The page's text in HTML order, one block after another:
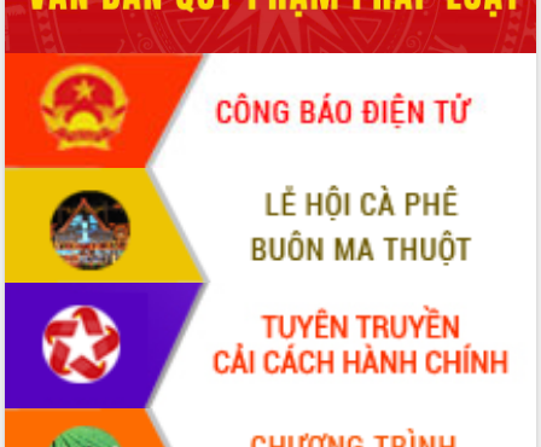
Nâng cao hiệu quả hoạt động của các
doanh nghiệp nhà nước
Hội nghị triển khai kết nối mạng
truyền số liệu chuyên dùng phục vụ cơ
quan Đảng, Nhà nước
Lễ phát động chuỗi hoạt động chung
tay làm sạch môi trường
Xã Ea Kar bước chuyển mình trong
công tác cải cách hành chính mô hình
UBND tỉnh họp báo định kỳ tháng 4
năm 2026
Hội thảo khoa học “Giải pháp thúc đẩy
phát triển nền kinh tế xanh tại tỉnh
Đắk Lắk”
Tăng cường giám sát, đôn đốc thực
hiện nhiệm vụ quản lý tài sản công